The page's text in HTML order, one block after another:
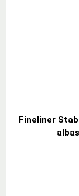
Fineliner